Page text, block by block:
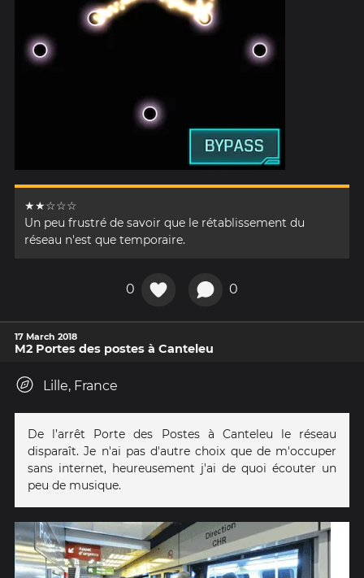
★★☆☆☆
Un peu frustré de savoir que le rétablissement du
réseau n'est que temporaire.
0 0
17 March 2018
M2 Portes des postes à Canteleu
Lille, France
De l’arrêt Porte des Postes à Canteleu le réseau
disparaît. Je n'ai pas d'autre choix que de m'occuper
sans internet, heureusement j'ai de quoi écouter un
peu de musique.